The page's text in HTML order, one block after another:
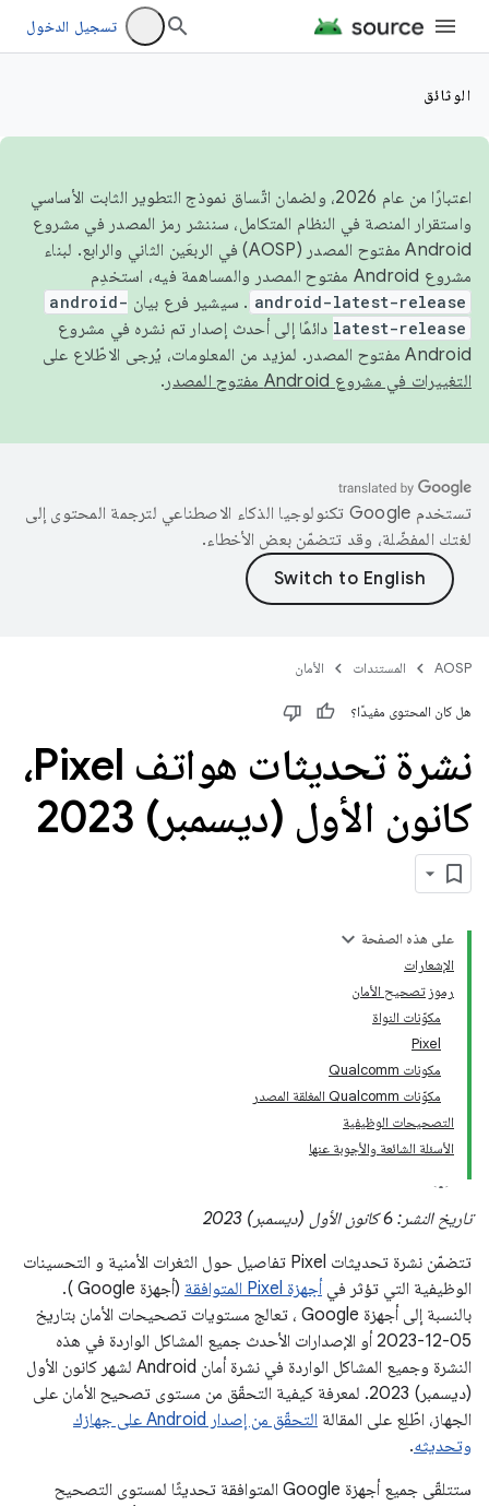
تسجيل الدخول
الوثائق
اعتبارًا من عام 2026، ولضمان اتّساق نموذج التطوير الثابت الأساسي
واستقرار المنصة في النظام المتكامل، سننشر رمز المصدر في مشروع
Android مفتوح المصدر (AOSP) في الربعَين الثاني والرابع. لبناء
مشروع Android مفتوح المصدر والمساهمة فيه، استخدِم
android-latest-release . سيشير فرع بيان android-
latest-release دائمًا إلى أحدث إصدار تم نشره في مشروع
Android مفتوح المصدر. لمزيد من المعلومات، يُرجى الاطّلاع على
التغييرات في مشروع Android مفتوح المصدر
.
تستخدم Google تكنولوجيا الذكاء الاصطناعي لترجمة المحتوى إلى
لغتك المفضّلة، وقد تتضمّن بعض الأخطاء.
AOSP المستندات الأمان
هل كان المحتوى مفيدًا؟
نشرة تحديثات هواتف Pixel،
كانون الأول (ديسمبر) 2023
على هذه الصفحة
الإشعارات
رموز تصحيح الأمان
مكوّنات النواة
Pixel
مكونات Qualcomm
مكوّنات Qualcomm المغلقة المصدر
التصحيحات الوظيفية
الأسئلة الشائعة والأجوبة عنها
تاريخ النشر: 6 كانون الأول (ديسمبر) 2023
تتضمّن نشرة تحديثات Pixel تفاصيل حول الثغرات الأمنية و التحسينات
الوظيفية التي تؤثر في أجهزة Pixel المتوافقة
(أجهزة Google ).
بالنسبة إلى أجهزة Google ، تعالج مستويات تصحيحات الأمان بتاريخ
05‏-12‏-2023 أو الإصدارات الأحدث جميع المشاكل الواردة في هذه
النشرة وجميع المشاكل الواردة في نشرة أمان Android لشهر كانون الأول
(ديسمبر) 2023. لمعرفة كيفية التحقّق من مستوى تصحيح الأمان على
الجهاز، اطّلِع على المقالة
التحقّق من إصدار Android على جهازك
وتحديثه.
ستتلقّى جميع أجهزة Google المتوافقة تحديثًا لمستوى التصحيح